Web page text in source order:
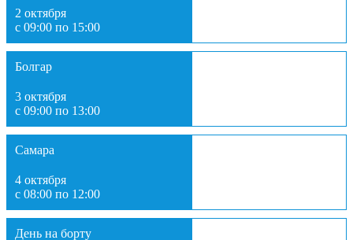
2 октября
с 09:00 по 15:00
Болгар
3 октября
с 09:00 по 13:00
Самара
4 октября
с 08:00 по 12:00
День на борту